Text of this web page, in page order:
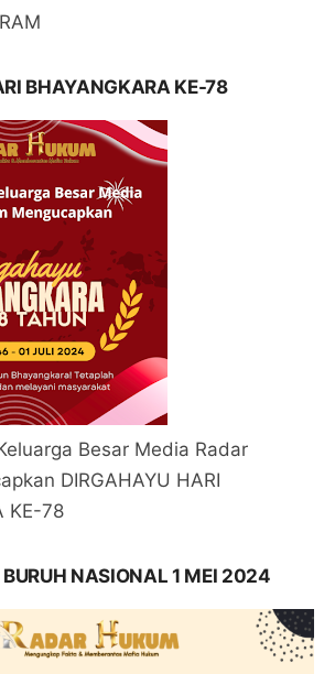
BHAYANGKARA KE-78
Besar Media Radar
DIRGAHAYU HARI
KE-78
NASIONAL 1 MEI 2024